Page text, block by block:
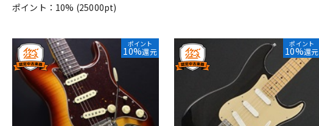
ポイント：10% (25000pt)
ポイント
10%還元
ポイント
10%還元